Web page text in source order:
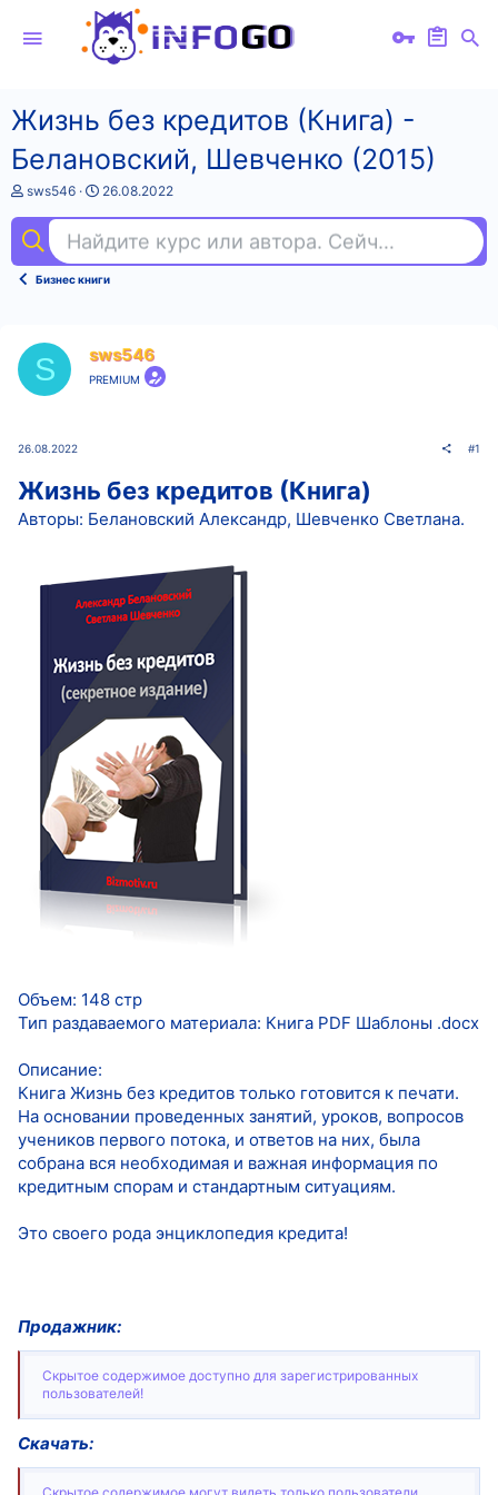
Жизнь без кредитов (Книга) -
Белановский, Шевченко (2015)
А
т
о
т
sws546
Д
а
н
а
а
26.08.2022
Найдите курс или автора. Сейчас ищут
Бизнес книги
S sws546
PREMIUM
26.08.2022 #1
Жизнь без кредитов (Книга)
Авторы: Белановский Александр, Шевченко Светлана.
Объем: 148 стр
Тип раздаваемого материала: Книга PDF Шаблоны .docx
Описание:
Книга Жизнь без кредитов только готовится к печати.
На основании проведенных занятий, уроков, вопросов
учеников первого потока, и ответов на них, была
собрана вся необходимая и важная информация по
кредитным спорам и стандартным ситуациям.
Это своего рода энциклопедия кредита!
Продажник:
Скрытое содержимое доступно для зарегистрированных
пользователей!
Скачать: